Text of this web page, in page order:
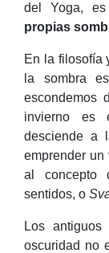
del Yoga,
propias
En la filosofía
la sombra
escondemos
invierno es
desciende a
emprender un
al concepto
sentidos, o
Los
oscuridad no